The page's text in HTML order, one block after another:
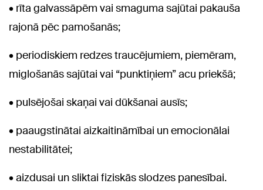
• rīta galvassāpēm vai smaguma sajūtai pakauša
rajonā pēc pamošanās;
• periodiskiem redzes traucējumiem, piemēram,
miglošanās sajūtai vai “punktiņiem” acu priekšā;
• pulsējošai skaņai vai dūkšanai ausīs;
• paaugstinātai aizkaitināmībai un emocionālai
nestabilitātei;
• aizdusai un sliktai fiziskās slodzes panesībai.